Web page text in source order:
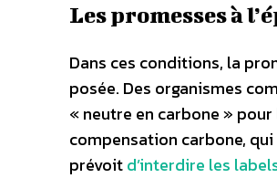
Les promesses à
Dans ces conditions, la
posée. Des organismes
« neutre en carbone »
compensation carbone,
prévoitd’interdire les